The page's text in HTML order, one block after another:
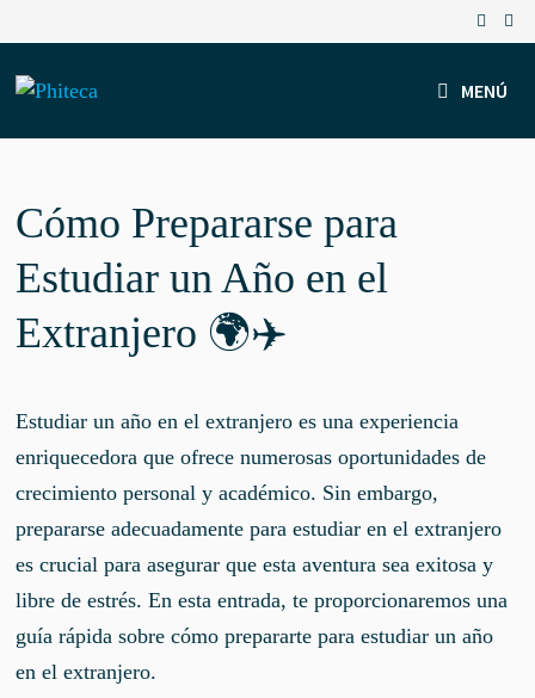
al
contenido
MENÚ
Cómo Prepararse para
Estudiar un Año en el
Extranjero 🌍✈️
Estudiar un año en el extranjero es una experiencia
enriquecedora que ofrece numerosas oportunidades de
crecimiento personal y académico. Sin embargo,
prepararse adecuadamente para estudiar en el extranjero
es crucial para asegurar que esta aventura sea exitosa y
libre de estrés. En esta entrada, te proporcionaremos una
guía rápida sobre cómo prepararte para estudiar un año
en el extranjero.